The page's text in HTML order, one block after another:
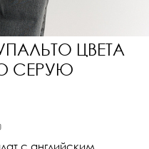
ЦВЕТА
СЕРУЮ
с английским